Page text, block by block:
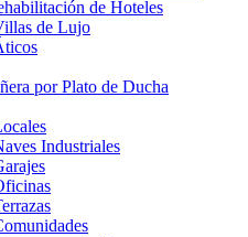
de Hoteles
de Lujo
por Plato de Ducha
Industriales